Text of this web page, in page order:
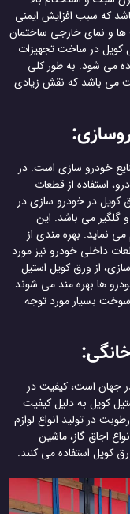
که سبب افزایش ایمنی
و نمای خارجی ساختمان
کویل در ساخت تجهیزات
می شود. به طور کلی
می باشد که نقش زیادی
خودرو سازی است. در
استفاده از قطعات
کویل در خودرو سازی در
گلگیر می باشد. این
می نماید. بهره مندی از
داخلی خودرو نیز مورد
از ورق کویل استیل
ها بهره مند می شوند.
سوخت بسیار مورد توجه
جهان است، کیفیت در
کویل به دلیل کیفیت
در تولید انواع لوازم
اجاق گاز، ماشین
کویل استفاده می کنند.